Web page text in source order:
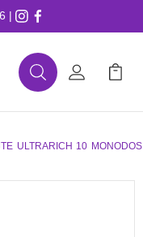
|
BuscarMi Cuenta
Mi
ULTRARICH 10